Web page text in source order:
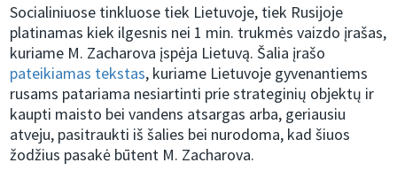
Socialiniuose tinkluose tiek Lietuvoje, tiek Rusijoje
platinamas kiek ilgesnis nei 1 min. trukmės vaizdo įrašas,
kuriame M. Zacharova įspėja Lietuvą. Šalia įrašo
pateikiamas tekstas, kuriame Lietuvoje gyvenantiems
rusams patariama nesiartinti prie strateginių objektų ir
kaupti maisto bei vandens atsargas arba, geriausiu
atveju, pasitraukti iš šalies bei nurodoma, kad šiuos
žodžius pasakė būtent M. Zacharova.